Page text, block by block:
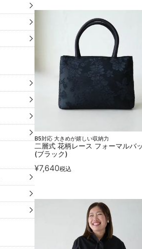
B5対応 大きめが嬉しい収納力
二層式 花柄レース フォーマルバ
(ブラック)
¥7,640税込